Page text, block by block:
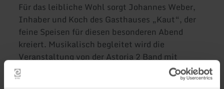
Für das leibliche Wohl sorgt Johannes Weber,
Inhaber und Koch des Gasthauses „Kaut“, der
feine Speisen für diesen besonderen Abend
kreiert. Musikalisch begleitet wird die
Veranstaltung von der Astoria 2 Band mit
Claudia und Reinhold, die mit Schlagern der
70er, 80er und 90er Jahre zum Mitsingen,